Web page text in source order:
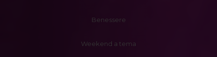
Benessere
Weekend a tema